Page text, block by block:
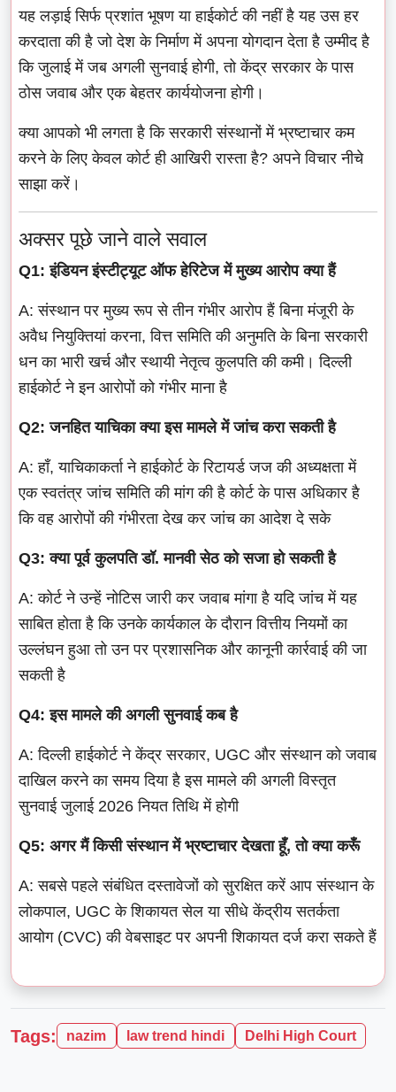
यह लड़ाई सिर्फ प्रशांत भूषण या हाईकोर्ट की नहीं है यह उस हर
करदाता की है जो देश के निर्माण में अपना योगदान देता है उम्मीद है
कि जुलाई में जब अगली सुनवाई होगी, तो केंद्र सरकार के पास
ठोस जवाब और एक बेहतर कार्ययोजना होगी।
क्या आपको भी लगता है कि सरकारी संस्थानों में भ्रष्टाचार कम
करने के लिए केवल कोर्ट ही आखिरी रास्ता है? अपने विचार नीचे
साझा करें।
अक्सर पूछे जाने वाले सवाल
Q1: इंडियन इंस्टीट्यूट ऑफ हेरिटेज में मुख्य आरोप क्या हैं
A: संस्थान पर मुख्य रूप से तीन गंभीर आरोप हैं बिना मंजूरी के
अवैध नियुक्तियां करना, वित्त समिति की अनुमति के बिना सरकारी
धन का भारी खर्च और स्थायी नेतृत्व कुलपति की कमी। दिल्ली
हाईकोर्ट ने इन आरोपों को गंभीर माना है
Q2: जनहित याचिका क्या इस मामले में जांच करा सकती है
A: हाँ, याचिकाकर्ता ने हाईकोर्ट के रिटायर्ड जज की अध्यक्षता में
एक स्वतंत्र जांच समिति की मांग की है कोर्ट के पास अधिकार है
कि वह आरोपों की गंभीरता देख कर जांच का आदेश दे सके
Q3: क्या पूर्व कुलपति डॉ. मानवी सेठ को सजा हो सकती है
A: कोर्ट ने उन्हें नोटिस जारी कर जवाब मांगा है यदि जांच में यह
साबित होता है कि उनके कार्यकाल के दौरान वित्तीय नियमों का
उल्लंघन हुआ तो उन पर प्रशासनिक और कानूनी कार्रवाई की जा
सकती है
Q4: इस मामले की अगली सुनवाई कब है
A: दिल्ली हाईकोर्ट ने केंद्र सरकार, UGC और संस्थान को जवाब
दाखिल करने का समय दिया है इस मामले की अगली विस्तृत
सुनवाई जुलाई 2026 नियत तिथि में होगी
Q5: अगर मैं किसी संस्थान में भ्रष्टाचार देखता हूँ, तो क्या करूँ
A: सबसे पहले संबंधित दस्तावेजों को सुरक्षित करें आप संस्थान के
लोकपाल, UGC के शिकायत सेल या सीधे केंद्रीय सतर्कता
आयोग (CVC) की वेबसाइट पर अपनी शिकायत दर्ज करा सकते हैं
Tags: nazim law trend hindi Delhi High Court